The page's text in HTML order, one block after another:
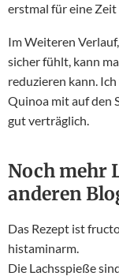
erstmal für eine
Im Weiteren
sicher fühlt, kann
reduzieren kann.
Quinoa mit auf den
gut verträglich.
Noch mehr
anderen
Das Rezept ist
histaminarm.
Die Lachsspieße